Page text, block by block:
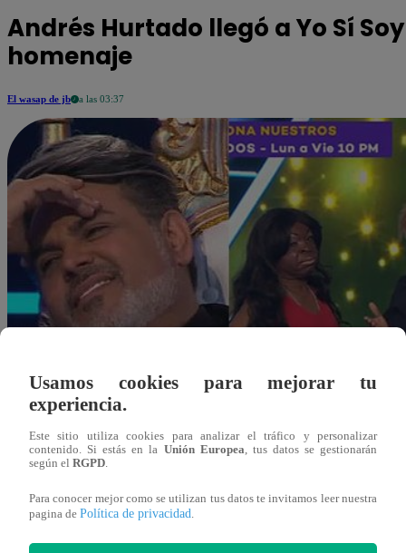
Andrés Hurtado llegó a Yo Sí
homenaje
El wasap de jb a las 03:37
Redacción Latina
Usamos cookies para mejorar tu
experiencia.
Este sitio utiliza cookies para analizar el tráfico y personalizar
contenido. Si estás en la Unión Europea, tus datos se gestionarán
según el RGPD.
Para conocer mejor como se utilizan tus datos te invitamos leer nuestra
pagina de Política de privacidad.